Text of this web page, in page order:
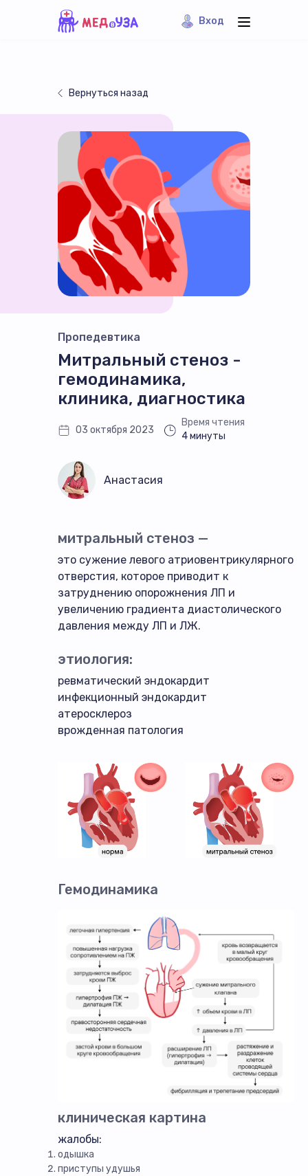
Вход
Вернуться назад
Пропедевтика
Митральный стеноз -
гемодинамика,
клиника, диагностика
03 октября 2023
Время чтения
4 минуты
Анастасия
митральный стеноз —
это сужение левого атриовентрикулярного
отверстия, которое приводит к
затруднению опорожнения ЛП и
увеличению градиента диастолического
давления между ЛП и ЛЖ.
этиология:
ревматический эндокардит
инфекционный эндокардит
атеросклероз
врожденная патология
Гемодинамика
клиническая картина
жалобы:
одышка
приступы удушья